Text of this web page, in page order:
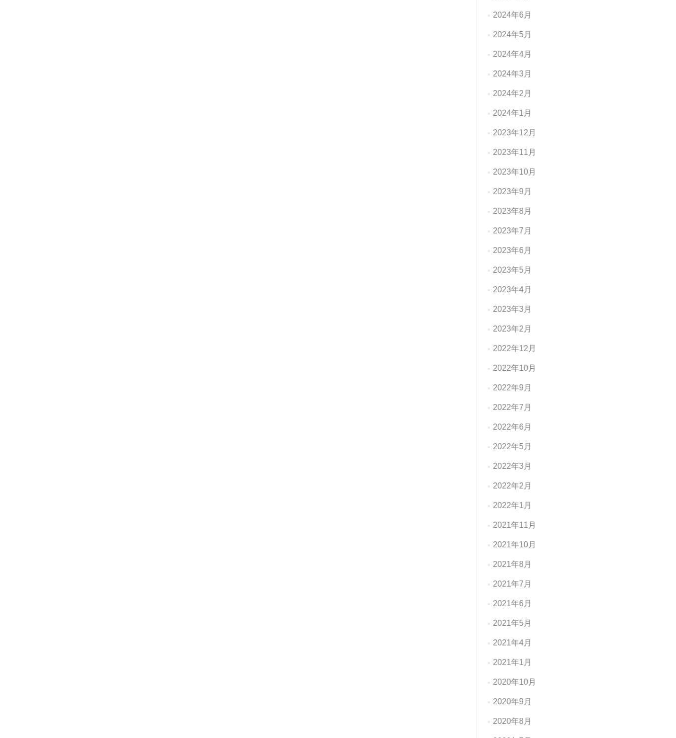
2024年6月
2024年5月
2024年4月
2024年3月
2024年2月
2024年1月
2023年12月
2023年11月
2023年10月
2023年9月
2023年8月
2023年7月
2023年6月
2023年5月
2023年4月
2023年3月
2023年2月
2022年12月
2022年10月
2022年9月
2022年7月
2022年6月
2022年5月
2022年3月
2022年2月
2022年1月
2021年11月
2021年10月
2021年8月
2021年7月
2021年6月
2021年5月
2021年4月
2021年1月
2020年10月
2020年9月
2020年8月